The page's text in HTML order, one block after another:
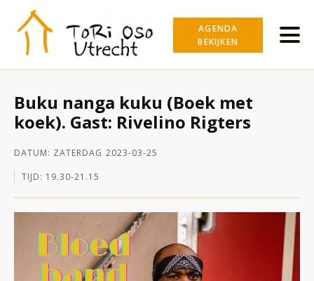
AGENDA
BEKIJKEN
Buku nanga kuku (Boek met
koek). Gast: Rivelino Rigters
DATUM: ZATERDAG 2023-03-25
TIJD: 19.30-21.15